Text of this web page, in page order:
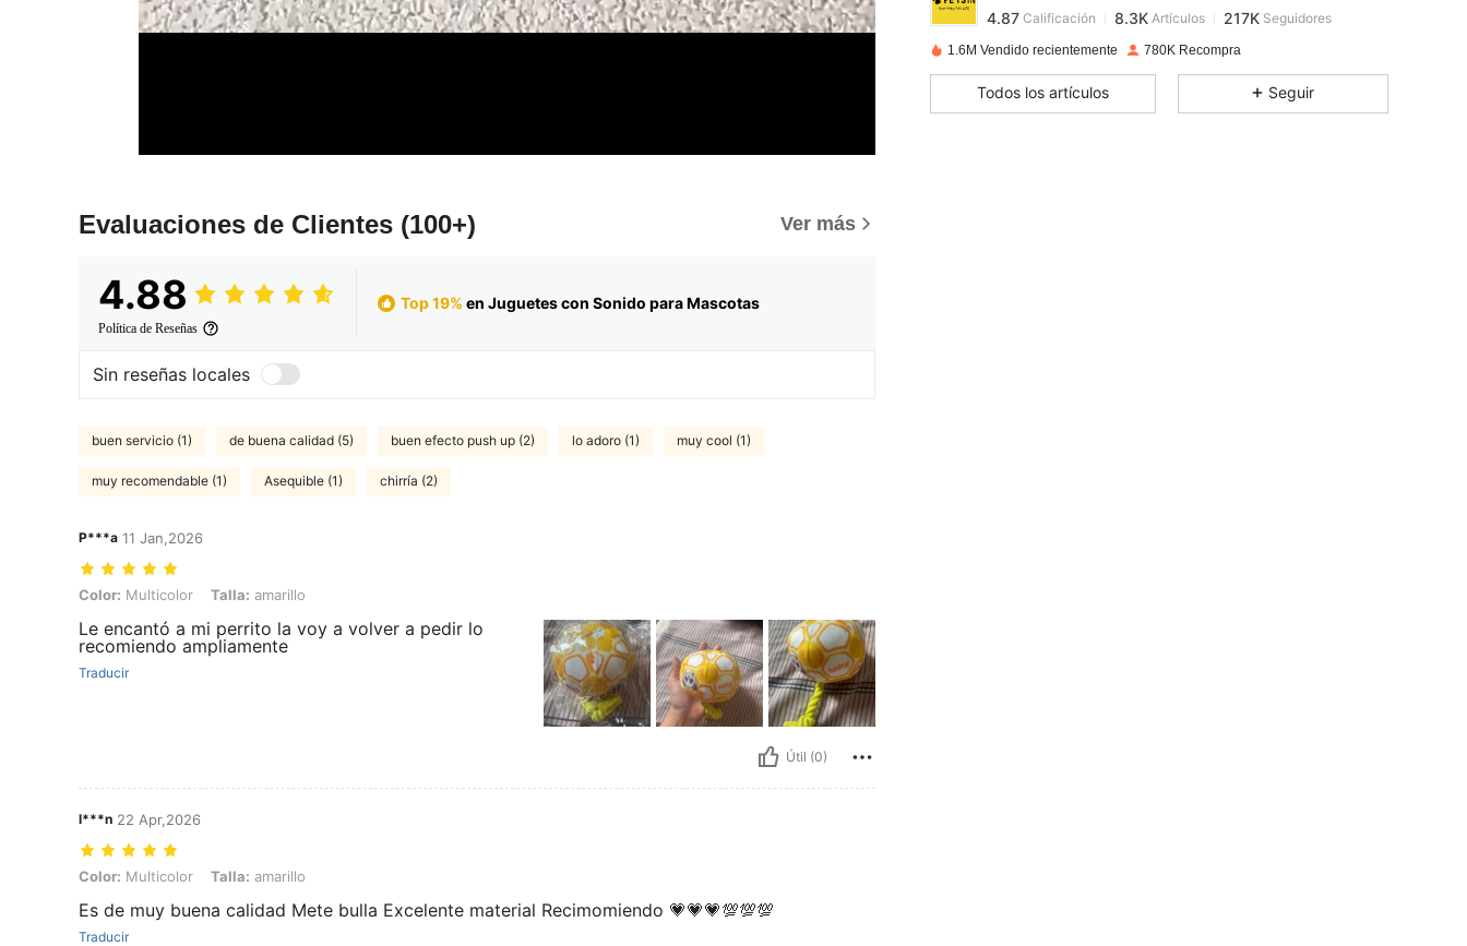
Evaluaciones de Clientes (100+) Ver más
4.88
Política de Reseñas
Top 19% en Juguetes con Sonido para Mascotas
Sin reseñas locales
buen servicio (1) de buena calidad (5) buen efecto push up (2) lo adoro (1) muy cool (1)
muy recomendable (1) Asequible (1) chirría (2)
P***a 11 Jan,2026
Color: Multicolor, Talla: amarillo
Color: Multicolor Talla: amarillo
Le encantó a mi perrito la voy a volver a pedir lo
recomiendo ampliamente
Traducir
Útil (0)
l***n 22 Apr,2026
Color: Multicolor, Talla: amarillo
Color: Multicolor Talla: amarillo
Es de muy buena calidad Mete bulla Excelente material Recimomiendo 💗💗💗💯💯💯
Traducir
4.87 Calificación 8.3K Artículos 217K Seguidores
p***sseguidoHace 2 horas
4.87 8.3K
4.87
8.3K
217K
1.6M Vendido recientemente 780K Recompra
Todos los artículos Seguir